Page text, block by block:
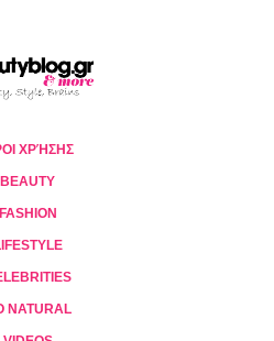
ΧΡΉΣΗΣ
BEAUTY
FASHION
NATURAL